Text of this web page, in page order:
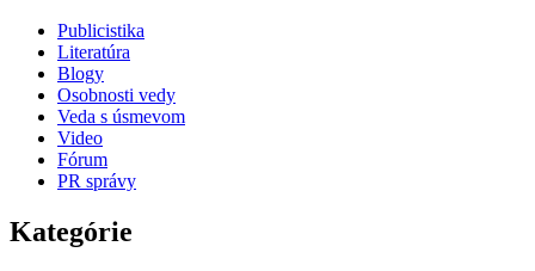
Publicistika
Literatúra
Blogy
Osobnosti vedy
Veda s úsmevom
Video
Fórum
PR správy
Kategórie